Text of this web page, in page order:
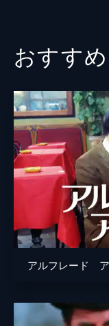
おすすめ
アルフレード